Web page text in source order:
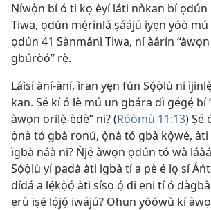
Níwọ̀n bí ó ti kọ èyí láti nǹkan bí ọdún
Tiwa, ọdún mẹ́rìnlá ṣáájú ìyẹn yóò
ọdún 41 Sànmánì Tiwa, ní àárín
gbúròó” rẹ̀.
Láìsí àní-àní, ìran yẹn fún Sọ́ọ̀lù ní
kan. Ṣé kí ó lè mú un gbára dì gẹ́gẹ́ bí
àwọn orílẹ̀-èdè” ni? (Róòmù 11:13) Ṣé
ọ̀nà tó gbà ronú, ọ̀nà tó gbà kọ̀wé,
ìgbà náà ni? Ǹjẹ́ àwọn ọdún tó wà
Sọ́ọ̀lù yí padà àti ìgbà tí a pè é lọ sí
dídá a lẹ́kọ̀ọ́ àti sísọ ọ́ di ẹni tí ó
ẹrù iṣẹ́ lọ́jọ́ iwájú? Ohun yòówù kí